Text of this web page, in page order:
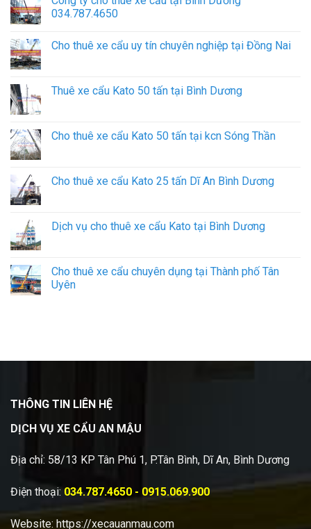
034.787.4650
Cho thuê xe cẩu uy tín chuyên nghiệp tại Đồng Nai
Thuê xe cẩu Kato 50 tấn tại Bình Dương
Cho thuê xe cẩu Kato 50 tấn tại kcn Sóng Thần
Cho thuê xe cẩu Kato 25 tấn Dĩ An Bình Dương
Dịch vụ cho thuê xe cẩu Kato tại Bình Dương
Cho thuê xe cẩu chuyên dụng tại Thành phố Tân
Uyên
THÔNG TIN LIÊN HỆ
DỊCH VỤ XE CẨU AN MẬU
Địa chỉ: 58/13 KP Tân Phú 1, P.Tân Bình, Dĩ An, Bình Dương
Điện thoại: 034.787.4650 - 0915.069.900
Website: https://xecauanmau.com